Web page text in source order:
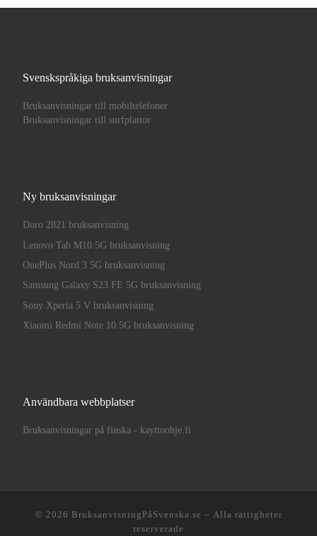
Svenskspråkiga bruksanvisningar
Bruksanvisningar till mobiltelefoner
Bruksanvisningar till surfplattor
Ny bruksanvisningar
Doro 2821 bruksanvisning
Lenovo Tab M10 5G bruksanvisning
OnePlus Nord 3 5G bruksanvisning
Samsung Galaxy S23 FE 5G bruksanvisning
Sony Xperia 5 V bruksanvisning
Xiaomi Redmi Note 10 5G bruksanvisning
Användbara webbplatser
Bruksanvisningar på finska - kayttoohje.fi
© 2026 BruksanvisningPåSvenska.se – Alla rättigheter
reserverade